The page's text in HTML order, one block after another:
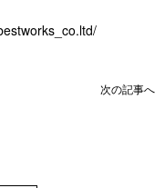
次の記事へ